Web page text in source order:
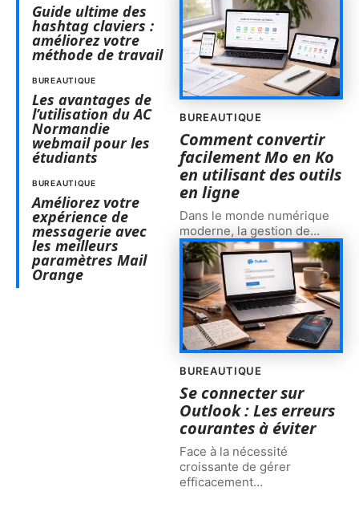
Guide ultime des
hashtag claviers :
améliorez votre
méthode de travail
BUREAUTIQUE
Les avantages de
l’utilisation du AC
Normandie
webmail pour les
étudiants
BUREAUTIQUE
Améliorez votre
expérience de
messagerie avec
les meilleurs
paramètres Mail
Orange
BUREAUTIQUE
Comment convertir
facilement Mo en Ko
en utilisant des outils
en ligne
Dans le monde numérique
moderne, la gestion de…
BUREAUTIQUE
Se connecter sur
Outlook : Les erreurs
courantes à éviter
Face à la nécessité
croissante de gérer
efficacement…